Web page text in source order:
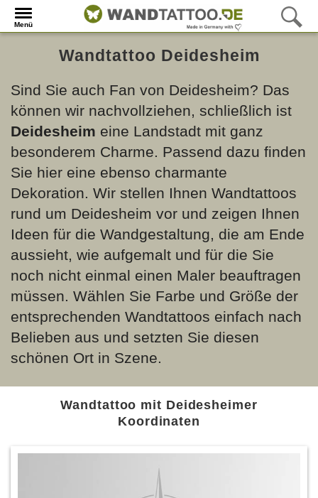
Menü
Wandtattoo Deidesheim
Sind Sie auch Fan von Deidesheim? Das
können wir nachvollziehen, schließlich ist
Deidesheim eine Landstadt mit ganz
besonderem Charme. Passend dazu finden
Sie hier eine ebenso charmante
Dekoration. Wir stellen Ihnen Wandtattoos
rund um Deidesheim vor und zeigen Ihnen
Ideen für die Wandgestaltung, die am Ende
aussieht, wie aufgemalt und für die Sie
noch nicht einmal einen Maler beauftragen
müssen. Wählen Sie Farbe und Größe der
entsprechenden Wandtattoos einfach nach
Belieben aus und setzten Sie diesen
schönen Ort in Szene.
Wandtattoo mit Deidesheimer
Koordinaten